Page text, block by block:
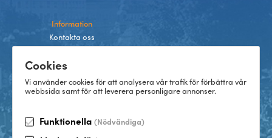
Cookies
Vi använder cookies för att analysera vår trafik för förbättra vår
webbsida samt för att leverera personligare annonser.
Funktionella (Nödvändiga)
Information
Kontakta oss
Villkor
Cookies